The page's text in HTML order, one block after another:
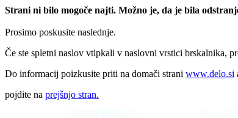
Strani ni bilo mogoče najti. Možno je, da je bila
Prosimo poskusite naslednje.
Če ste spletni naslov vtipkali v naslovni vrstici brskalnika,
Do informacij poizkusite priti na domači strani www.delo.si
pojdite na prejšnjo stran.